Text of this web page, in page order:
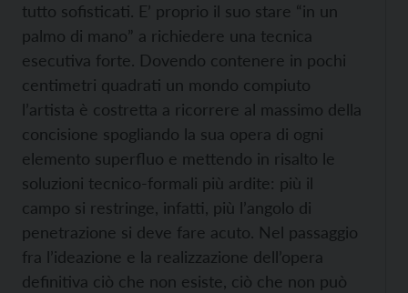
tutto sofisticati. E’ proprio il suo stare “in un
palmo di mano” a richiedere una tecnica
esecutiva forte. Dovendo contenere in pochi
centimetri quadrati un mondo compiuto
l’artista è costretta a ricorrere al massimo della
concisione spogliando la sua opera di ogni
elemento superfluo e mettendo in risalto le
soluzioni tecnico-formali più ardite: più il
campo si restringe, infatti, più l’angolo di
penetrazione si deve fare acuto. Nel passaggio
fra l’ideazione e la realizzazione dell’opera
definitiva ciò che non esiste, ciò che non può